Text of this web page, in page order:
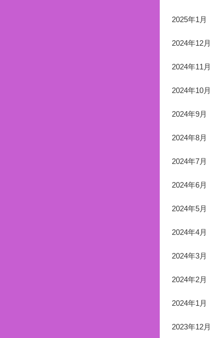
2025年1月
2024年12月
2024年11月
2024年10月
2024年9月
2024年8月
2024年7月
2024年6月
2024年5月
2024年4月
2024年3月
2024年2月
2024年1月
2023年12月